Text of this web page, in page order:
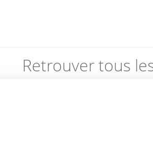
Retrouver tous